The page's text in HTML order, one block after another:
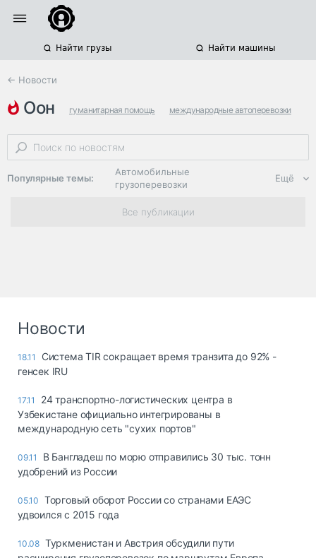
Найти грузы Найти машины
← Новости
оон гуманитарная помощь международные автоперевозки
сектор газа
Популярные темы:
Автомобильные
грузоперевозки
Региональная
логистика
опасные грузы
страхование
Таможня и ВЭД
грузовые
терминалы
транспорт
Ещё
Все публикации
Новости
18.11
Система TIR сокращает время транзита до 92% -
генсек IRU
17.11
24 транспортно-логистических центра в
Узбекистане официально интегрированы в
международную сеть "сухих портов"
09.11
В Бангладеш по морю отправились 30 тыс. тонн
удобрений из России
05.10 Торговый оборот России со странами ЕАЭС
удвоился с 2015 года
10.08 Туркменистан и Австрия обсудили пути